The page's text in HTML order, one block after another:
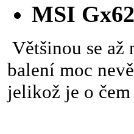
MSI
Většinou se až
balení moc
jelikož je o